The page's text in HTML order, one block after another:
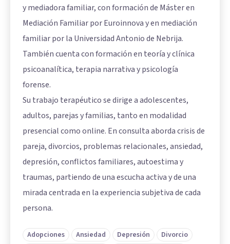
y mediadora familiar, con formación de Máster en
Mediación Familiar por Euroinnova y en mediación
familiar por la Universidad Antonio de Nebrija.
También cuenta con formación en teoría y clínica
psicoanalítica, terapia narrativa y psicología
forense.
Su trabajo terapéutico se dirige a adolescentes,
adultos, parejas y familias, tanto en modalidad
presencial como online. En consulta aborda crisis de
pareja, divorcios, problemas relacionales, ansiedad,
depresión, conflictos familiares, autoestima y
traumas, partiendo de una escucha activa y de una
mirada centrada en la experiencia subjetiva de cada
persona.
Adopciones Ansiedad Depresión
Divorcio